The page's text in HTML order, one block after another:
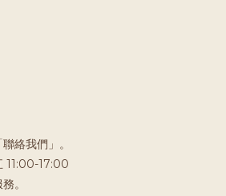
絡我們」。
11:00-17:00
。